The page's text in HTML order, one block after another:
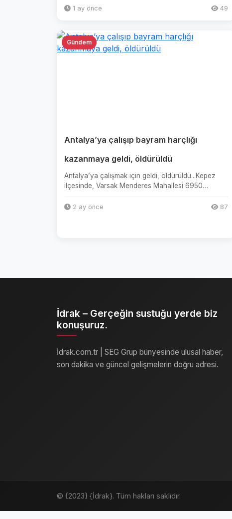
1 ay önce 49
Gündem
Antalya’ya çalışıp bayram harçlığı
kazanmaya geldi, öldürüldü
Antalya’ya çalışmak için geldi, öldürüldü...Kepez
ilçesinde, Varsak Menderes Mahallesi 6950
2 ay önce 87
İdrak – Gerçeğin sustuğu yerde biz
konuşuruz.
İdrak.com.tr | SEG Grup bünyesinde ulusal haber,
son dakika ve güncel gelişmelerin doğru adresi.
© {2023} {İdrak}. Tüm hakları saklıdır.